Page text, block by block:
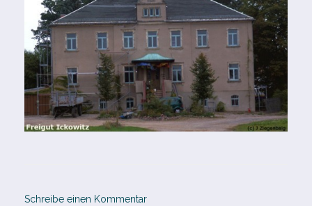
Schreibe einen Kommentar